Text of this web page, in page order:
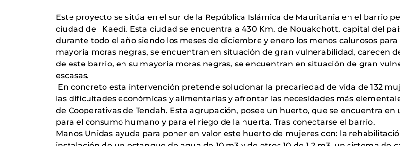
Este proyecto se sitúa en el sur de la República Islámica de Mauritania en el barrio
ciudad de Kaedi. Esta ciudad se encuentra a 430 Km. de Nouakchott, capital del
durante todo el año siendo los meses de diciembre y enero los menos calurosos
mayoría moras negras, se encuentran en situación de gran vulnerabilidad, carecen
de este barrio, en su mayoría moras negras, se encuentran en situación de gran
escasas.
En concreto esta intervención pretende solucionar la precariedad de vida de 132
las dificultades económicas y alimentarias y afrontar las necesidades más
de Cooperativas de Tendah. Esta agrupación, posee un huerto, que se encuentra
para el consumo humano y para el riego de la huerta. Tras conectarse el barrio.
Manos Unidas ayuda para poner en valor este huerto de mujeres con: la